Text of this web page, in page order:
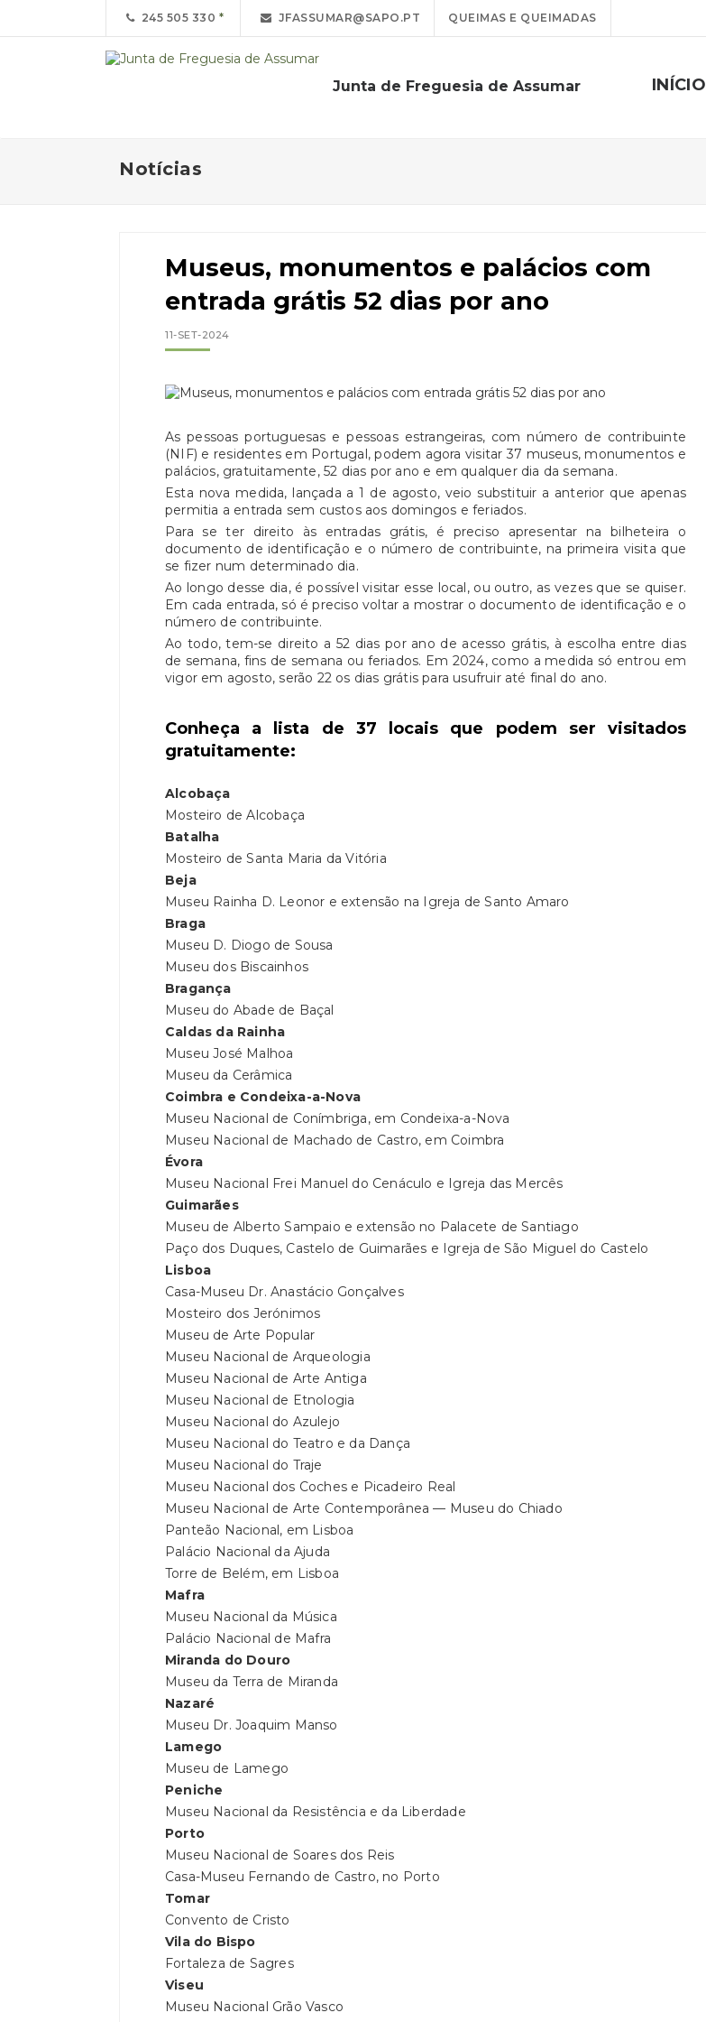
245 505 330 JFASSUMAR@SAPO.PT QUEIMAS E QUEIMADAS
Junta de Freguesia de Assumar INÍCIO
Notícias
Museus, monumentos e palácios com
entrada grátis 52 dias por ano
11-SET-2024
As pessoas portuguesas e pessoas estrangeiras, com número de contribuinte
(NIF) e residentes em Portugal, podem agora visitar 37 museus, monumentos e
palácios, gratuitamente, 52 dias por ano e em qualquer dia da semana.
Esta nova medida, lançada a 1 de agosto, veio substituir a anterior que apenas
permitia a entrada sem custos aos domingos e feriados.
Para se ter direito às entradas grátis, é preciso apresentar na bilheteira o
documento de identificação e o número de contribuinte, na primeira visita que
se fizer num determinado dia.
Ao longo desse dia, é possível visitar esse local, ou outro, as vezes que se quiser.
Em cada entrada, só é preciso voltar a mostrar o documento de identificação e o
número de contribuinte.
Ao todo, tem-se direito a 52 dias por ano de acesso grátis, à escolha entre dias
de semana, fins de semana ou feriados. Em 2024, como a medida só entrou em
vigor em agosto, serão 22 os dias grátis para usufruir até final do ano.
Conheça a lista de 37 locais que podem ser visitados
gratuitamente:
Alcobaça
Mosteiro de Alcobaça
Batalha
Mosteiro de Santa Maria da Vitória
Beja
Museu Rainha D. Leonor e extensão na Igreja de Santo Amaro
Braga
Museu D. Diogo de Sousa
Museu dos Biscainhos
Bragança
Museu do Abade de Baçal
Caldas da Rainha
Museu José Malhoa
Museu da Cerâmica
Coimbra e Condeixa-a-Nova
Museu Nacional de Conímbriga, em Condeixa-a-Nova
Museu Nacional de Machado de Castro, em Coimbra
Évora
Museu Nacional Frei Manuel do Cenáculo e Igreja das Mercês
Guimarães
Museu de Alberto Sampaio e extensão no Palacete de Santiago
Paço dos Duques, Castelo de Guimarães e Igreja de São Miguel do Castelo
Lisboa
Casa-Museu Dr. Anastácio Gonçalves
Mosteiro dos Jerónimos
Museu de Arte Popular
Museu Nacional de Arqueologia
Museu Nacional de Arte Antiga
Museu Nacional de Etnologia
Museu Nacional do Azulejo
Museu Nacional do Teatro e da Dança
Museu Nacional do Traje
Museu Nacional dos Coches e Picadeiro Real
Museu Nacional de Arte Contemporânea — Museu do Chiado
Panteão Nacional, em Lisboa
Palácio Nacional da Ajuda
Torre de Belém, em Lisboa
Mafra
Museu Nacional da Música
Palácio Nacional de Mafra
Miranda do Douro
Museu da Terra de Miranda
Nazaré
Museu Dr. Joaquim Manso
Lamego
Museu de Lamego
Peniche
Museu Nacional da Resistência e da Liberdade
Porto
Museu Nacional de Soares dos Reis
Casa-Museu Fernando de Castro, no Porto
Tomar
Convento de Cristo
Vila do Bispo
Fortaleza de Sagres
Viseu
Museu Nacional Grão Vasco